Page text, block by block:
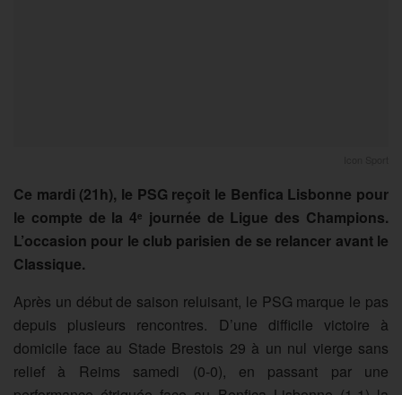
Ce mardi (21h), le PSG reçoit le Benfica Lisbonne pour
le compte de la 4e
journée de Ligue des Champions.
L’occasion pour le club parisien de se relancer avant le
Classique.
Après un début de saison reluisant, le PSG marque le pas
depuis plusieurs rencontres. D’une difficile victoire à
domicile face au Stade Brestois 29 à un nul vierge sans
relief à Reims samedi (0-0), en passant par une